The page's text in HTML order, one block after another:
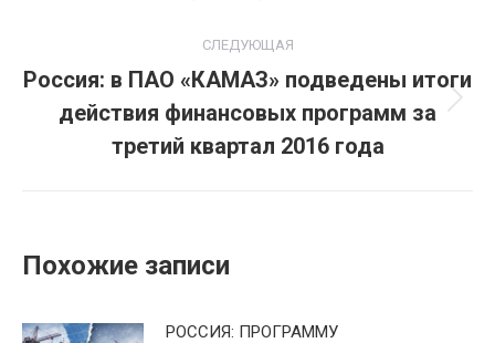
СЛЕДУЮЩАЯ
Следующая
запись:
Россия: в ПАО «КАМАЗ» подведены итоги
действия финансовых программ за
третий квартал 2016 года
Похожие записи
РОССИЯ: ПРОГРАММУ